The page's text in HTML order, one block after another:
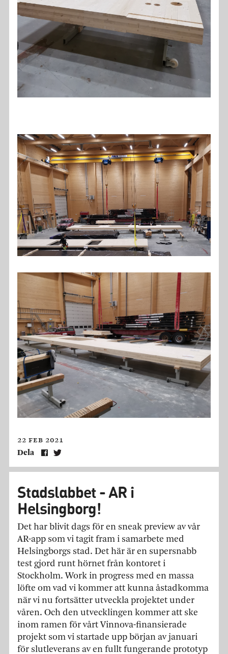
22 feb 2021
Dela
Stadslabbet - AR i
Helsingborg!
Det har blivit dags för en sneak preview av vår
AR-app som vi tagit fram i samarbete med
Helsingborgs stad. Det här är en supersnabb
test gjord runt hörnet från kontoret i
Stockholm. Work in progress med en massa
löfte om vad vi kommer att kunna åstadkomma
när vi nu fortsätter utveckla projektet under
våren. Och den utvecklingen kommer att ske
inom ramen för vårt Vinnova-finansierade
projekt som vi startade upp början av januari
för slutleverans av en fullt fungerande prototyp